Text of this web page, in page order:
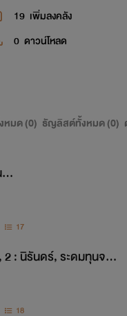
19 เพิ่มลงคลัง
0 ดาวน์โหลด
หมด (0) ธัญลิสต์ทั้งหมด (0)
17
2 : นิรันดร์, ระดมทุนจา
18